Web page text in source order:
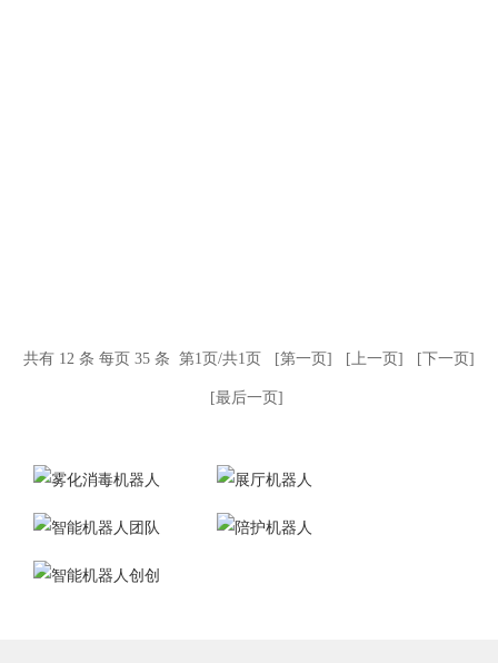
共有 12 条 每页 35 条 第1页/共1页 [第一页] [上一页] [下一页]
[最后一页]